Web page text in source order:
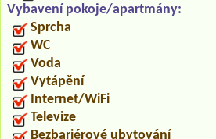
Vybavení pokoje/apartmány:
Sprcha
WC
Voda
Vytápění
Internet/WiFi
Televize
Bezbariérové ubytování